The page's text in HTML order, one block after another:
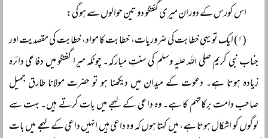
اس کورس کے دوران میری گفتگو دو تین حوالوں سے ہو گی:
(۱) ایک تو یہی خطابت کی ضروریات، خطابت کا مواد، خطابت کی مقصدیت اور
جناب نبی کریم صلی اللہ علیہ وسلم کی سنتِ مبارکہ۔ چونکہ میرا گفتگو میں دفاعی دائرہ
زیادہ ہوتا ہے۔ دعوت کے میدان میں دیکھنا ہو تو حضرت مولانا طارق جمیل
صاحب دامت برکاتہم کا ہے۔ وہ داعی کے لہجے میں بات کرتے ہیں۔ بہت سے
لوگوں کو اشکال ہوتا ہے، میں کہتا ہوں کہ وہ داعی ہیں انہیں داعی کے لہجے میں بات